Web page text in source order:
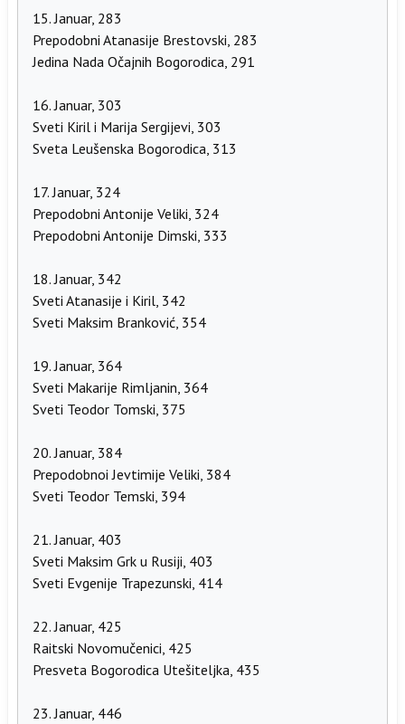
15. Januar, 283
Prepodobni Atanasije Brestovski, 283
Jedina Nada Očajnih Bogorodica, 291
16. Januar, 303
Sveti Kiril i Marija Sergijevi, 303
Sveta Leušenska Bogorodica, 313
17. Januar, 324
Prepodobni Antonije Veliki, 324
Prepodobni Antonije Dimski, 333
18. Januar, 342
Sveti Atanasije i Kiril, 342
Sveti Maksim Branković, 354
19. Januar, 364
Sveti Makarije Rimljanin, 364
Sveti Teodor Tomski, 375
20. Januar, 384
Prepodobnoi Jevtimije Veliki, 384
Sveti Teodor Temski, 394
21. Januar, 403
Sveti Maksim Grk u Rusiji, 403
Sveti Evgenije Trapezunski, 414
22. Januar, 425
Raitski Novomučenici, 425
Presveta Bogorodica Utešiteljka, 435
23. Januar, 446